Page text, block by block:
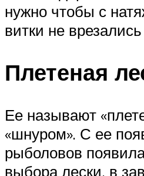
нужно чтобы с
витки не
Плетеная
Ее называют
«шнуром». С ее
рыболовов
выбора лески, в